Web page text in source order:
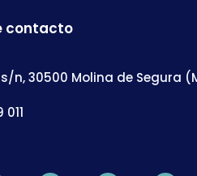
contacto
n, 30500 Molina de Segura